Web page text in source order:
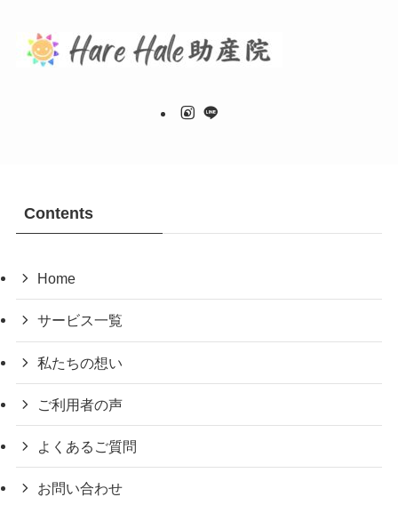
Contents
Home
サービス一覧
私たちの想い
ご利用者の声
よくあるご質問
お問い合わせ